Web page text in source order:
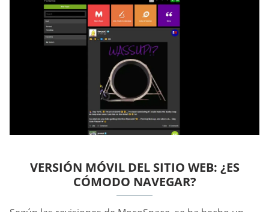
VERSIÓN MÓVIL DEL SITIO WEB: ¿ES
CÓMODO NAVEGAR?